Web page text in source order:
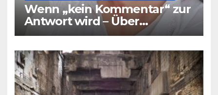
Wenn „kein Kommentar“ zur
Antwort wird – Über
Warnsignale aus Schulen, die